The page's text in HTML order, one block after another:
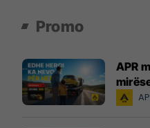
Promo
APR